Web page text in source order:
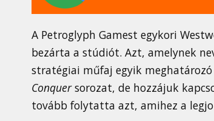
A Petroglyph Gamest egykori
bezárta a stúdiót. Azt, amelynek
stratégiai műfaj egyik
Conquersorozat, de hozzájuk
tovább folytatta azt, amihez a